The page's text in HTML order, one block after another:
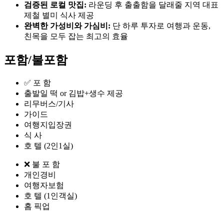
검증된 로컬 맛집: 라운딩 후 출출함을 달래줄 지역 대표
제철 별미 식사 제공
완벽한 가성비와 가심비: 단 하루 투자로 여행과 운동,
친목을 모두 잡는 최고의 효율
포함/불포함
✅ 포 함ㅤㅤㅤㅤㅤㅤㅤㅤㅤㅤㅤㅤㅤㅤㅤ
출발일 떡 or 김밥+생수 제공
리무버스/기사
가이드
여행지입장권
식 사
호 텔 (2인1실)
❌ 불 포 함
개인경비
여행자보험
호 텔 (1인객실)
홈 픽업